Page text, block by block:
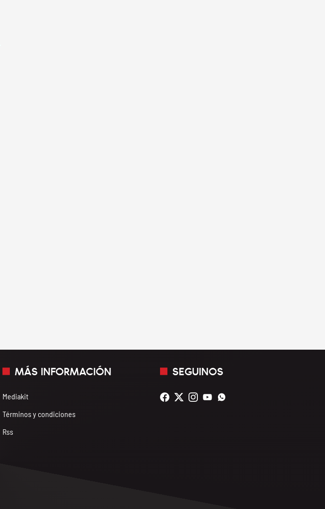
MÁS INFORMACIÓN
Mediakit
Términos y condiciones
Rss
SEGUINOS